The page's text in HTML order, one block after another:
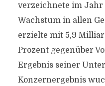
verzeichnete im Jahr
Wachstum in allen
erzielte mit 5,9
Prozent gegenüber
Ergebnis seiner
Konzernergebnis